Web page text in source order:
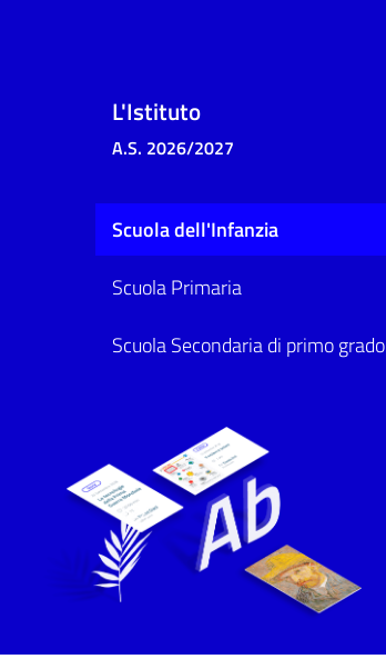
L'Istituto
A.S. 2026/2027
Scuola dell'Infanzia
Scuola Primaria
Scuola Secondaria di primo grado